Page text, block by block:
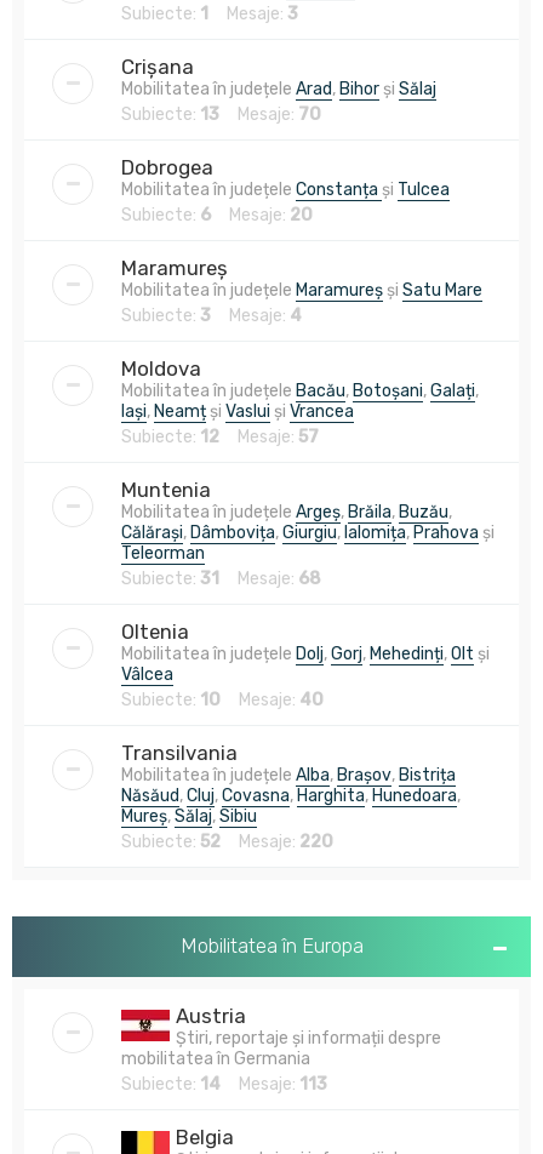
Subiecte: 1 Mesaje: 3
Crișana
Mobilitatea în județele Arad, Bihorși Sălaj
Subiecte: 13 Mesaje: 70
Dobrogea
Mobilitatea în județele Constanța și Tulcea
Subiecte: 6 Mesaje: 20
Maramureș
Mobilitatea în județele Maramureșși Satu Mare
Subiecte: 3 Mesaje: 4
Moldova
Mobilitatea în județele Bacău, Botoșani,Galați,
Iași, Neamțși Vaslui și Vrancea
Subiecte: 12 Mesaje: 57
Muntenia
Mobilitatea în județele Argeș, Brăila, Buzău,
Călărași, Dâmbovița,Giurgiu, Ialomița, Prahova și
Teleorman
Subiecte: 31 Mesaje: 68
Oltenia
Mobilitatea în județele Dolj,Gorj, Mehedinți,Olt și
Vâlcea
Subiecte: 10 Mesaje: 40
Transilvania
Mobilitatea în județele Alba, Brașov, Bistrița
Năsăud,Cluj,Covasna, Harghita, Hunedoara,
Mureș,Sălaj,Sibiu
Subiecte: 52 Mesaje: 220
Mobilitatea în Europa
Austria
Știri, reportaje și informații despre
mobilitatea în Germania
Subiecte: 14 Mesaje: 113
Belgia